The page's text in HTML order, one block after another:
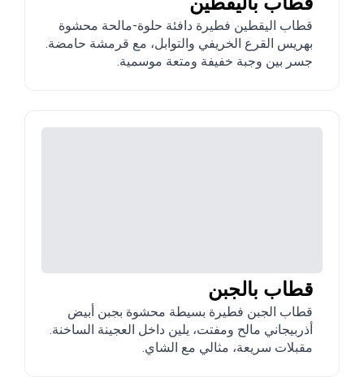
قطاب اليقطين فطيرة دافئة حلوة-مالحة محشوة
بهريس القرع الخريفي والتوابل، مع قرمشة حامضة.
جسر بين وجبة خفيفة ومتعة موسمية.
قطاب بالجبن
قطاب الجبن فطيرة بسيطة محشوة بجبن أبيض
أذربيجاني مالح ومفتت، يلين داخل العجينة الساخنة.
مقبلات سريعة، مثالي مع الشاي.